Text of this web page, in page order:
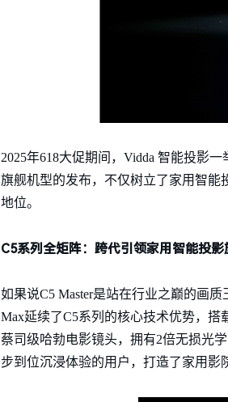
2025年618大促期间，Vidda 智能投影
旗舰机型的发布，不仅树立了家用智能
地位。
C5系列全矩阵：跨代引领家用智能投影
如果说C5 Master是站在行业之巅的画
Max延续了C5系列的核心技术优势，
蔡司级哈勃电影镜头，拥有2倍无损光
步到位沉浸体验的用户，打造了家用影